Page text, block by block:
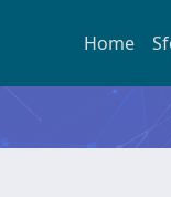
Home